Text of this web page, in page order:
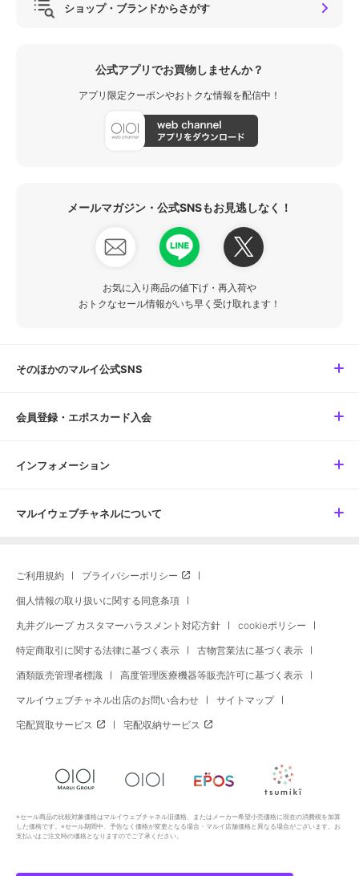
ショップ・ブランドからさがす
公式アプリでお買物しませんか？
アプリ限定クーポンやおトクな情報を配信中！
メールマガジン・公式SNSもお見逃しなく！
お気に入り商品の値下げ・再入荷や
おトクなセール情報がいち早く受け取れます！
そのほかのマルイ公式SNS
会員登録・エポスカード入会
インフォメーション
マルイウェブチャネルについて
ご利用規約 プライバシーポリシー
個人情報の取り扱いに関する同意条項
丸井グループ カスタマーハラスメント対応方針 cookieポリシー
特定商取引に関する法律に基づく表示 古物営業法に基づく表示
酒類販売管理者標識 高度管理医療機器等販売許可に基づく表示
マルイウェブチャネル出店のお問い合わせ サイトマップ
宅配買取サービス 宅配収納サービス
※セール商品の比較対象価格はマルイウェブチャネル旧価格、またはメーカー希望小売価格に現在の消費税を加算
した価格です。※セール期間中、予告なく価格が変更となる場合・マルイ店舗価格と異なる場合がございます。お
支払いはご注文時の価格となりますのでご了承ください。